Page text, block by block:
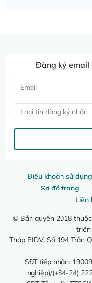
Điều khoản sử dụng
Sơ đồ trang
Liên
© Bản quyền 2018
triển
Tháp BIDV, Số 194 Trần
SĐT tiếp nhận:
nghiệp)/(+84-24)
Đăng ký email
Loại tin đăng ký nhận